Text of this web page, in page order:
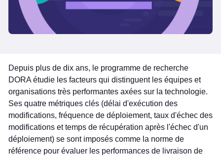
Depuis plus de dix ans, le programme de recherche
DORA étudie les facteurs qui distinguent les équipes et
organisations très performantes axées sur la technologie.
Ses quatre métriques clés (délai d'exécution des
modifications, fréquence de déploiement, taux d'échec des
modifications et temps de récupération après l'échec d'un
déploiement) se sont imposés comme la norme de
référence pour évaluer les performances de livraison de